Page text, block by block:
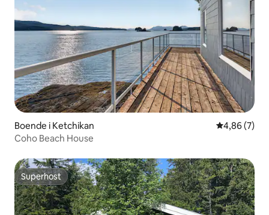
Boende i Ketchikan 4,86 av 5 i
4,86 (7)
Coho Beach House
Superhost
Superhost